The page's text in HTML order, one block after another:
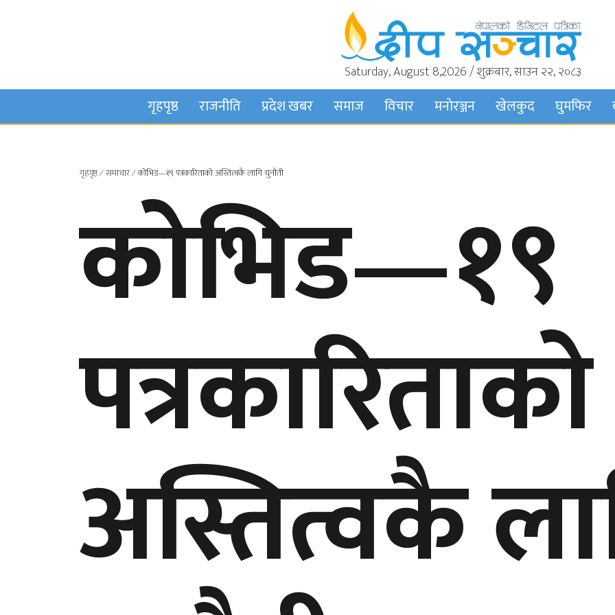
Saturday, August 8,2026 / शुक्रबार, साउन २२, २०८३
गृहपृष्ठ राजनीति प्रदेश खबर समाज विचार मनाेरञ्जन खेलकुद घुमफिर
गृहपृष्ठ∕समाचार∕कोभिड—१९ पत्रकारिताको अस्तित्वकै लागि चुनौती
कोभिड—१९
पत्रकारिताको
अस्तित्वकै